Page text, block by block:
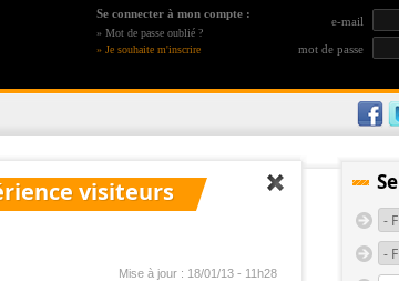
e-mail
mot de passe
Se connecter à mon compte :
» Mot de passe oublié ?
» Je souhaite m'inscrire
visiteurs
Mise à jour : 18/01/13 - 11h28